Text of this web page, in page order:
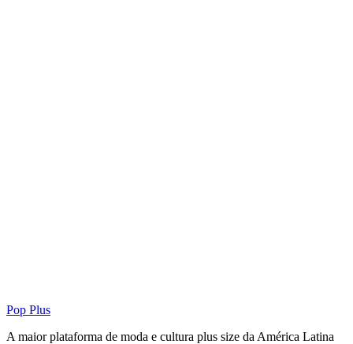
Pop Plus
A maior plataforma de moda e cultura plus size da América Latina